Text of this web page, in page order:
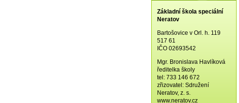
Základní škola speciální
Neratov
Bartošovice v Orl. h. 119
517 61
IČO 02693542
Mgr. Bronislava Havlíková
ředitelka školy
tel: 733 146 672
zřizovatel: Sdružení
Neratov, z. s.
www.neratov.cz